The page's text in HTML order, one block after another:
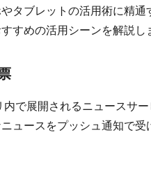
タブレットの活用術に精
すめの活用シーンを解説し
で展開されるニュースサ
ュースをプッシュ通知で